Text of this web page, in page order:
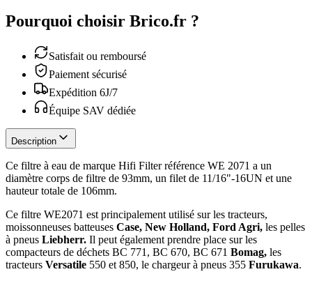
Pourquoi choisir Brico.fr ?
Satisfait ou remboursé
Paiement sécurisé
Expédition 6J/7
Équipe SAV dédiée
Description
Ce filtre à eau de marque Hifi Filter référence WE 2071 a un
diamètre corps de filtre de 93mm, un filet de 11/16"-16UN et une
hauteur totale de 106mm.
Ce filtre WE2071 est principalement utilisé sur les tracteurs,
moissonneuses batteuses Case, New Holland, Ford Agri, les pelles
à pneus Liebherr. Il peut également prendre place sur les
compacteurs de déchets BC 771, BC 670, BC 671 Bomag, les
tracteurs Versatile 550 et 850, le chargeur à pneus 355 Furukawa.